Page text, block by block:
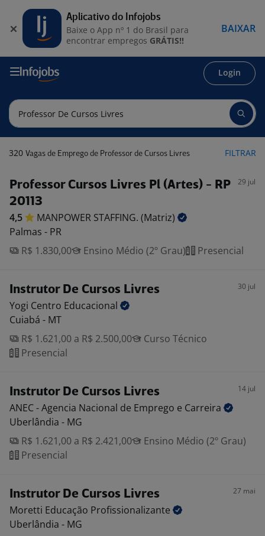
Login
320 Vagas de Emprego de Professor de Cursos Livres FILTRAR
Professor Cursos Livres Pl (Artes) - RP
20113
29 jul
4,5 MANPOWER STAFFING. (Matriz)
Palmas - PR
R$ 1.830,00
Ensino Médio (2º Grau) Presencial
Instrutor De Cursos Livres 30 jul
Yogi Centro Educacional
Cuiabá - MT
R$ 1.621,00 a R$ 2.500,00
Curso Técnico
Presencial
Instrutor De Cursos Livres 14 jul
ANEC - Agencia Nacional de Emprego e Carreira
Uberlândia - MG
R$ 1.621,00 a R$ 2.421,00
Ensino Médio (2º Grau)
Presencial
Instrutor De Cursos Livres 27 mai
Moretti Educação Profissionalizante
Uberlândia - MG
Aplicativo do Infojobs
Baixe o App nº 1 do Brasil para
encontrar empregos GRÁTIS!!
BAIXAR